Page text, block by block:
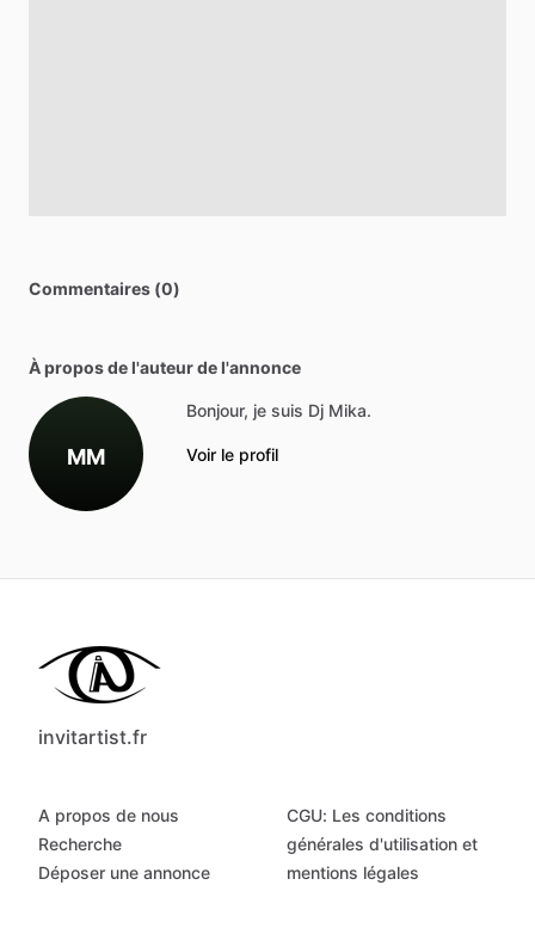
Commentaires (0)
À propos de l'auteur de l'annonce
MM
Bonjour, je suis Dj Mika.
Voir le profil
invitartist.fr
A propos de nous
Recherche
Déposer une annonce
CGU: Les conditions
générales d'utilisation et
mentions légales